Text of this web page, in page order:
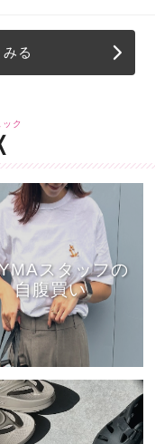
る
ク
スタッフの
自腹買い